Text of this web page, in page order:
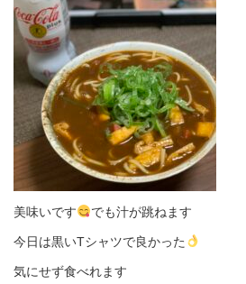
美味いです でも汁が跳ねます
今日は黒いTシャツで良かった
気にせず食べれます